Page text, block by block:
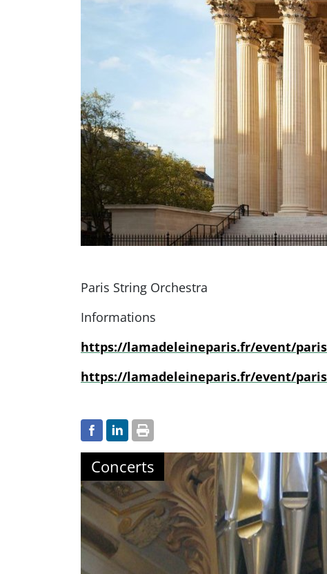
Paris String Orchestra
Informations
https://lamadeleineparis.fr/event/
https://lamadeleineparis.fr/event/
Concerts